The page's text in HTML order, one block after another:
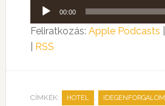
Audió
lejátszó
00:00
Feliratkozás: Apple Podcasts
RSS
CÍMKÉK: HOTEL , IDEGENFORGALOM